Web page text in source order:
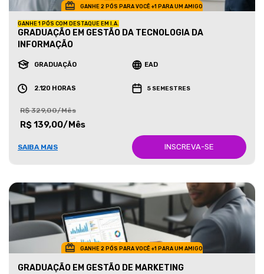
GANHE 2 PÓS PARA VOCÊ +1 PARA UM AMIGO
GANHE 1 PÓS COM DESTAQUE EM I.A.
GRADUAÇÃO EM GESTÃO DA TECNOLOGIA DA
INFORMAÇÃO
GRADUAÇÃO EAD
2.120 HORAS 5 SEMESTRES
R$ 329,00/Mês
R$ 139,00/Mês
SAIBA MAIS INSCREVA-SE
GANHE 2 PÓS PARA VOCÊ +1 PARA UM AMIGO
GRADUAÇÃO EM GESTÃO DE MARKETING